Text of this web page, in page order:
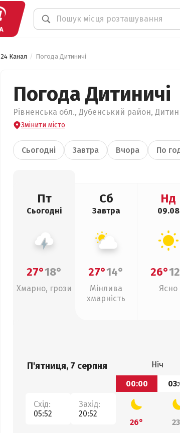
24 Канал Погода Дитиничі
Погода Дитиничі
Рівненська обл., Дубенський район,
Змінити місто
Сьогодні Завтра Вчора По
Пт
Сьогодні
27°18°
Хмарно, грози
Сб
Завтра
27°14°
Мінлива
хмарність
Нд
09.08
26°
Ясно
П'ятниця, 7 серпня
Схід:
05:52
Захід:
20:52
Ніч
00:00
26°